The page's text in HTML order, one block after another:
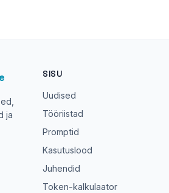
ja
SISU
Uudised
Tööriistad
Promptid
Kasutuslood
Juhendid
Token-kalkulaator